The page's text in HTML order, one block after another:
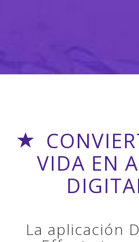
VIDA EN
La aplicación